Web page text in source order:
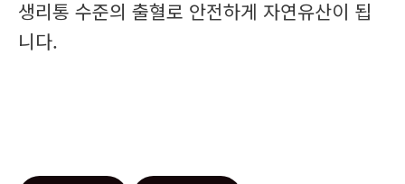
생리통 수준의 출혈로 안전하게 자연유산이 됩
니다.